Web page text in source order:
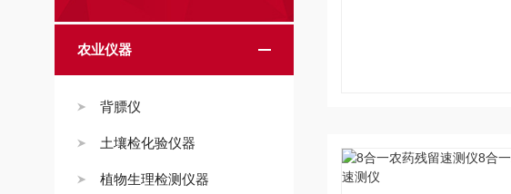
农业仪器
背膘仪
土壤检化验仪器
植物生理检测仪器